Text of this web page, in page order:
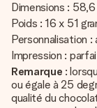
Dimensions :
Poids : 16 x 51
Personnalisation
Impression :
Remarque :
ou égale à 25
qualité du